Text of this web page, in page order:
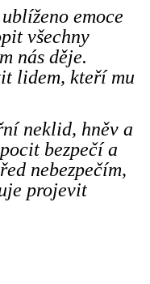
emoce
všechny
nás děje.
lidem, kteří mu
neklid, hněv a
bezpečí a
nebezpečím,
projevit